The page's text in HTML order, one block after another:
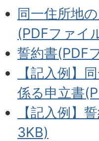
同一住所地
(PDFファイ
誓約書(PDF
【記入例】
係る申立書
【記入例】
3KB)